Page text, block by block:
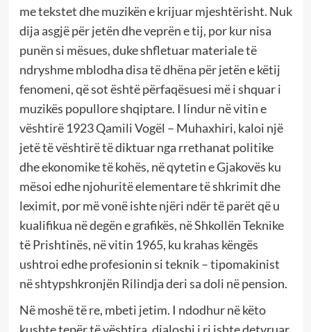
me tekstet dhe muzikën e krijuar mjeshtërisht. Nuk
dija asgjë për jetën dhe veprën e tij, por kur nisa
punën si mësues, duke shfletuar materiale të
ndryshme mblodha disa të dhëna për jetën e këtij
fenomeni, që sot është përfaqësuesi më i shquar i
muzikës popullore shqiptare. I lindur në vitin e
vështirë 1923 Qamili Vogël – Muhaxhiri, kaloi një
jetë të vështirë të diktuar nga rrethanat politike
dhe ekonomike të kohës, në qytetin e Gjakovës ku
mësoi edhe njohuritë elementare të shkrimit dhe
leximit, por më vonë ishte njëri ndër të parët që u
kualifikua në degën e grafikës, në Shkollën Teknike
të Prishtinës, në vitin 1965, ku krahas këngës
ushtroi edhe profesionin si teknik – tipomakinist
në shtypshkronjën Rilindja deri sa doli në pension.
Në moshë të re, mbeti jetim. I ndodhur në këto